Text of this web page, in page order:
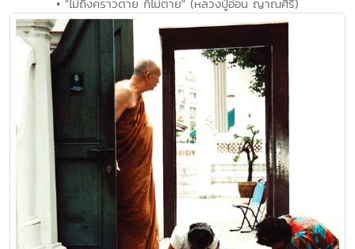
• "ไม่ถึงคราวตาย ก็ไม่ตาย" (หลวงปู่อ่อน ญาณศิริ)